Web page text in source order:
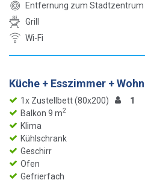
Entfernung zum Stadtzentrum
Grill
Wi-Fi
Küche + Esszimmer +
1x Zustellbett (80x200)
1
Balkon 9 m2
Klima
Kühlschrank
Geschirr
Ofen
Gefrierfach